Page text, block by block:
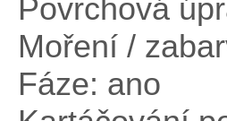
Povrchová
Moření /
Fáze: ano